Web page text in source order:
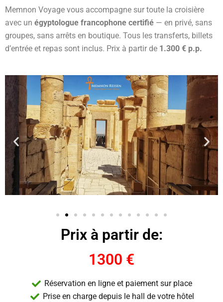
Memnon Voyage vous accompagne sur toute la croisière
avec un égyptologue francophone certifié — en privé, sans
groupes, sans arrêts en boutique. Tous les transferts, billets
d’entrée et repas sont inclus. Prix à partir de 1.300 € p.p.
Prix à partir de:
1300 €
Réservation en ligne et paiement sur place
Prise en charge depuis le hall de votre hôtel